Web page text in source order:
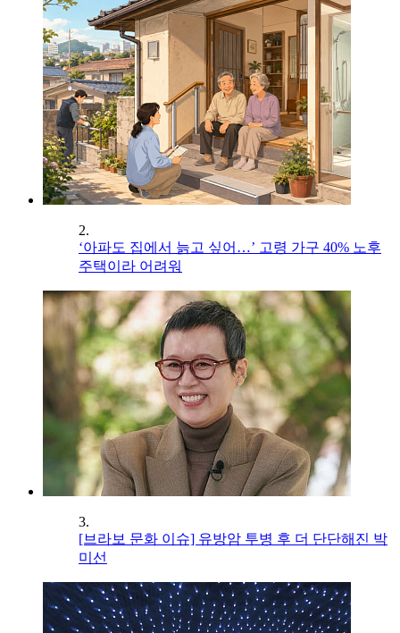
2.
‘아파도 집에서 늙고 싶어…’ 고령 가구 40% 노후
주택이라 어려워
3.
[브라보 문화 이슈] 유방암 투병 후 더 단단해진 박
미선